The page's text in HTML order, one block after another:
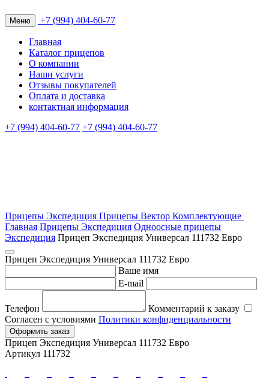
Меню +7 (994) 404-60-77
Главная
Каталог прицепов
О компании
Наши услуги
Отзывы покупателей
Оплата и доставка
контактная информация
+7 (994) 404-60-77 +7 (994) 404-60-77
Прицепы Экспедиция Прицепы Вектор Комплектующие
Главная Прицепы Экспедиция Одноосные прицепы
Экспедиция Прицеп Экспедиция Универсал 111732 Евро
Прицеп Экспедиция Универсал 111732 Евро
Ваше имя
E-mail
Телефон
Комментарий к заказу
Согласен с условиями Политики конфиденциальности
Оформить заказ
Прицеп Экспедиция Универсал 111732 Евро
Артикул 111732